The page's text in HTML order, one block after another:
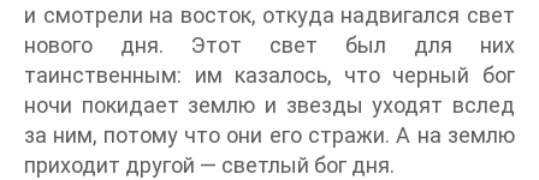
и смотрели на восток, откуда надвигался свет
нового дня. Этот свет был для них
таинственным: им казалось, что черный бог
ночи покидает землю и звезды уходят вслед
за ним, потому что они его стражи. А на землю
приходит другой — светлый бог дня.